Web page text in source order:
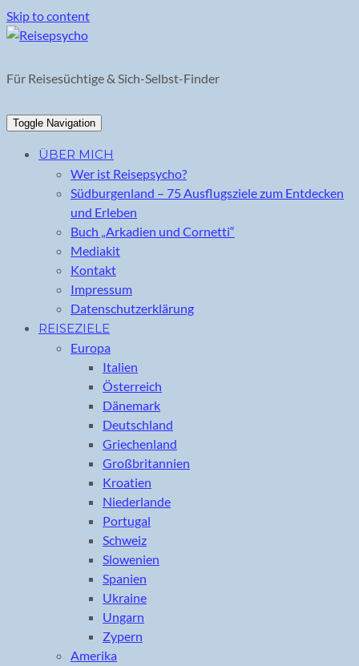
Skip to content
Für Reisesüchtige & Sich-Selbst-Finder
Toggle Navigation
ÜBER MICH
Wer ist Reisepsycho?
Südburgenland – 75 Ausflugsziele zum Entdecken
und Erleben
Buch „Arkadien und Cornetti“
Mediakit
Kontakt
Impressum
Datenschutzerklärung
REISEZIELE
Europa
Italien
Österreich
Dänemark
Deutschland
Griechenland
Großbritannien
Kroatien
Niederlande
Portugal
Schweiz
Slowenien
Spanien
Ukraine
Ungarn
Zypern
Amerika